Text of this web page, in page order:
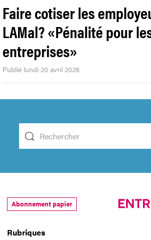
Faire cotiser les
LAMal? «Pénalité pour
entreprises»
Publié lundi 20 avril 2026
Rubriques
Abonnement papier